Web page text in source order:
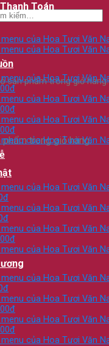
sản phẩm trong giỏ hàng.
trong giỏ hàng.
Toán